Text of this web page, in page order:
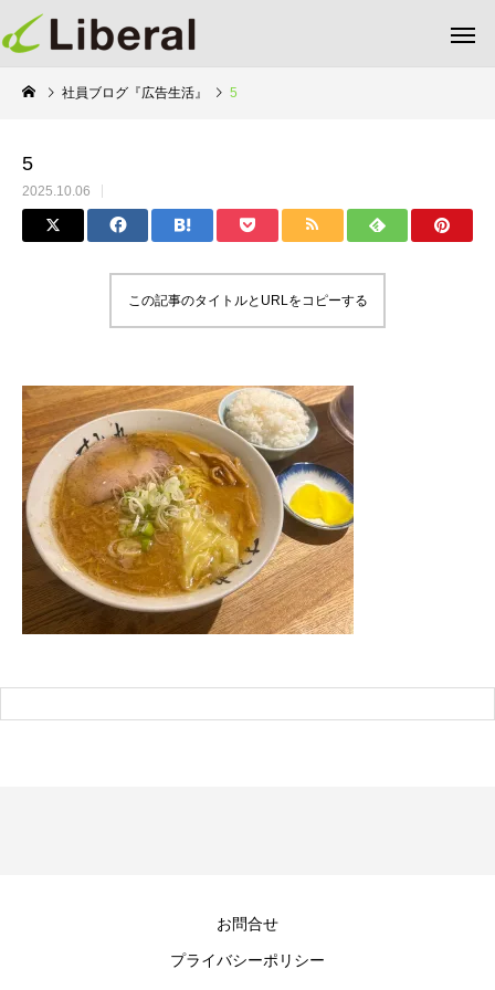
社員ブログ『広告生活』 5
5
2025.10.06
この記事のタイトルとURLをコピーする
お問合せ
プライバシーポリシー